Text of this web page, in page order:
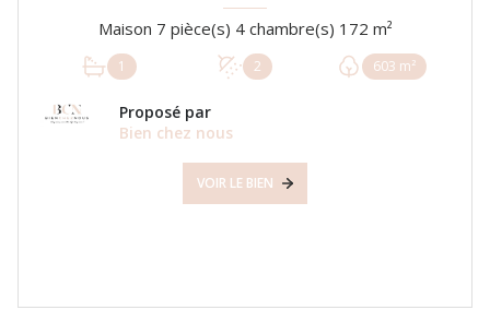
Maison 7 pièce(s) 4 chambre(s) 172 m²
1 2 603 m²
Proposé par
Bien chez nous
VOIR LE BIEN